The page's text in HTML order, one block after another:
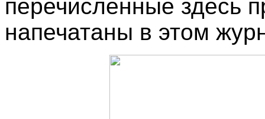
перечисленные здесь
напечатаны в этом